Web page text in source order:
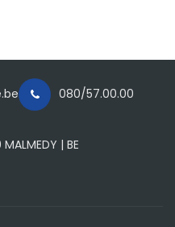
080/57.00.00
| BE